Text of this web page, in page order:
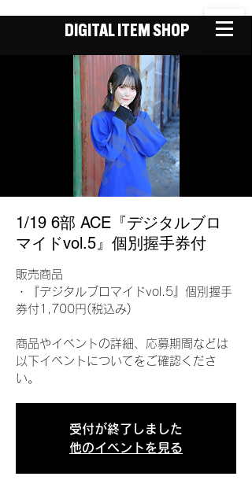
DIGITAL ITEM SHOP
1/19 6部 ACE『デジタルブロ
マイドvol.5』個別握手券付
販売商品
・『デジタルブロマイドvol.5』個別握手
券付1,700円(税込み)
商品やイベントの詳細、応募期間などは
以下イベントについてをご確認くださ
い。
受付が終了しました
他のイベントを見る